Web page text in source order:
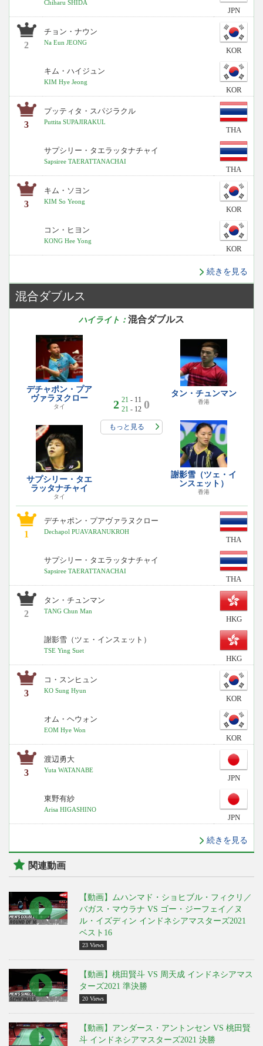
Chiharu SHIDA
JPN
2
チョン・ナウン
Na Eun JEONG
KOR
キム・ハイジュン
KIM Hye Jeong
KOR
3
プッティタ・スパジラクル
Puttita SUPAJIRAKUL
THA
サプシリー・タエラッタナチャイ
Sapsiree TAERATTANACHAI
THA
3
キム・ソヨン
KIM So Yeong
KOR
コン・ヒヨン
KONG Hee Yong
KOR
続きを見る
混合ダブルス
ハイライト： 混合ダブルス
デチャポン・プア
ヴァラヌクロー
タイ
サプシリー・タエ
ラッタナチャイ
タイ
2 21 - 11
21 - 12 0
もっと見る
タン・チュンマン
香港
謝影雪（ツェ・イ
ンスェット）
香港
1
デチャポン・プアヴァラヌクロー
Dechapol PUAVARANUKROH
THA
サプシリー・タエラッタナチャイ
Sapsiree TAERATTANACHAI
THA
2
タン・チュンマン
TANG Chun Man
HKG
謝影雪（ツェ・インスェット）
TSE Ying Suet
HKG
3
コ・スンヒュン
KO Sung Hyun
KOR
オム・ヘウォン
EOM Hye Won
KOR
3
渡辺勇大
Yuta WATANABE
JPN
東野有紗
Arisa HIGASHINO
JPN
続きを見る
関連動画
【動画】ムハンマド・ショヒブル・フィクリ／
バガス・マウラナ VS ゴー・ジーフェイ／ヌ
ル・イズディン インドネシアマスターズ2021
ベスト16
23 Views
【動画】桃田賢斗 VS 周天成 インドネシアマス
ターズ2021 準決勝
20 Views
【動画】アンダース・アントンセン VS 桃田賢
斗 インドネシアマスターズ2021 決勝